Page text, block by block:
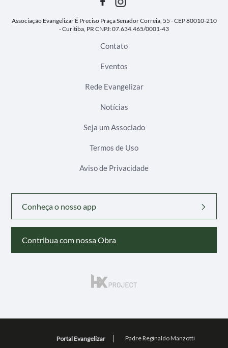
Associação Evangelizar É PrecisoPraça Senador Correia, 55 - CEP 80010-210
- Curitiba, PRCNPJ: 07.634.465/0001-43
Contato
Eventos
Rede Evangelizar
Notícias
Seja um Associado
Termos de Uso
Aviso de Privacidade
Conheça o nosso app
Contribua com nossa Obra